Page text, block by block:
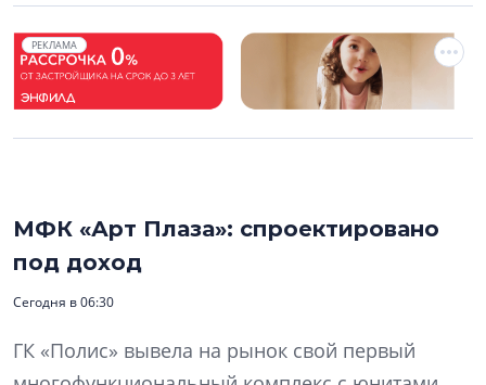
РЕКЛАМА
МФК «Арт Плаза»: спроектировано
под доход
Сегодня в 06:30
ГК «Полис» вывела на рынок свой первый